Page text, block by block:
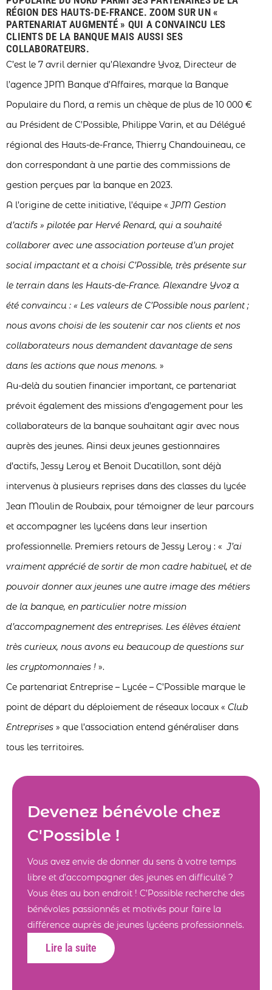
RÉGION DES HAUTS-DE-FRANCE. ZOOM SUR UN «
PARTENARIAT AUGMENTÉ » QUI A CONVAINCU LES
CLIENTS DE LA BANQUE MAIS AUSSI SES
COLLABORATEURS.
C’est le 7 avril dernier qu’Alexandre Yvoz, Directeur de
l’agence JPM Banque d’Affaires, marque la Banque
Populaire du Nord, a remis un chèque de plus de 10 000 €
au Président de C’Possible, Philippe Varin, et au Délégué
régional des Hauts-de-France, Thierry Chandouineau, ce
don correspondant à une partie des commissions de
gestion perçues par la banque en 2023.
A l’origine de cette initiative, l’équipe «JPM Gestion
d’actifs » pilotée par Hervé Renard, qui a souhaité
collaborer avec une association porteuse d’un projet
social impactant et a choisi C’Possible, très présente sur
le terrain dans les Hauts-de-France. Alexandre Yvoz a
été convaincu : « Les valeurs de C’Possible nous parlent ;
nous avons choisi de les soutenir car nos clients et nos
collaborateurs nous demandent davantage de sens
dans les actions que nous menons. »
Au-delà du soutien financier important, ce partenariat
prévoit également des missions d’engagement pour les
collaborateurs de la banque souhaitant agir avec nous
auprès des jeunes. Ainsi deux jeunes gestionnaires
d’actifs, Jessy Leroy et Benoit Ducatillon, sont déjà
intervenus à plusieurs reprises dans des classes du lycée
Jean Moulin de Roubaix, pour témoigner de leur parcours
et accompagner les lycéens dans leur insertion
professionnelle. Premiers retours de Jessy Leroy : «J’ai
vraiment apprécié de sortir de mon cadre habituel, et de
pouvoir donner aux jeunes une autre image des métiers
de la banque, en particulier notre mission
d’accompagnement des entreprises. Les élèves étaient
très curieux, nous avons eu beaucoup de questions sur
les cryptomonnaies ! ».
Ce partenariat Entreprise – Lycée – C’Possible marque le
point de départ du déploiement de réseaux locaux « Club
Entreprises » que l’association entend généraliser dans
tous les territoires.
Devenez bénévole chez
C'Possible !
Vous avez envie de donner du sens à votre temps
libre et d’accompagner des jeunes en difficulté ?
Vous êtes au bon endroit ! C’Possible recherche des
bénévoles passionnés et motivés pour faire la
différence auprès de jeunes lycéens professionnels.
Lire la suite